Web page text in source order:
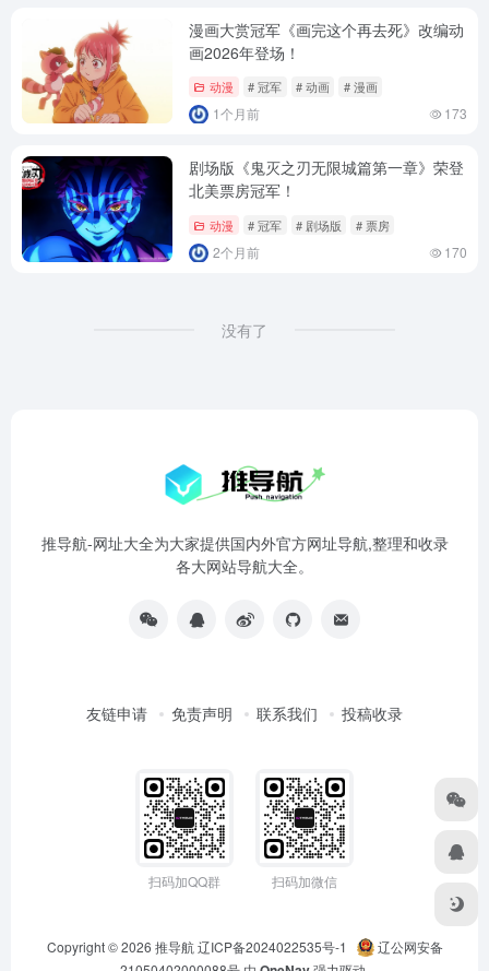
漫画大赏冠军《画完这个再去死》改编动
画2026年登场！
动漫 # 冠军 # 动画 # 漫画
1个月前 173
剧场版《鬼灭之刃无限城篇第一章》荣登
北美票房冠军！
动漫 # 冠军 # 剧场版 # 票房
2个月前 170
没有了
推导航-网址大全为大家提供国内外官方网址导航,整理和收录
各大网站导航大全。
友链申请 免责声明 联系我们 投稿收录
扫码加QQ群 扫码加微信
Copyright © 2026 推导航 辽ICP备2024022535号-1
辽公网安备